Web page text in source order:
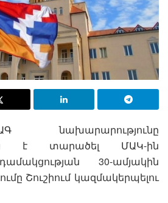
է տարածել ՄԱԿ-ին
30-ամյակին
Շուշիում կազմակերպելու